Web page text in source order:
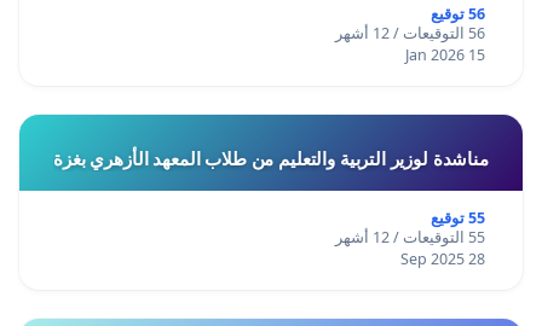
56 توقيع
56 التوقيعات / 12 أشهر
15 Jan 2026
مناشدة لوزير التربية والتعليم من طلاب المعهد الأزهري بغزة
55 توقيع
55 التوقيعات / 12 أشهر
28 Sep 2025